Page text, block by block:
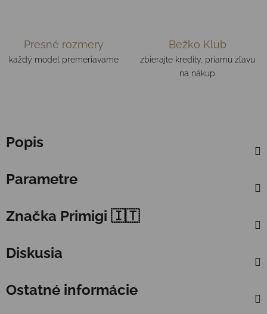
Presné rozmery
každý model premeriavame
Bežko Klub
zbierajte kredity, priamu zľavu
na nákup
Popis
Parametre
Značka Primigi 🇮🇹
Diskusia
Ostatné informácie